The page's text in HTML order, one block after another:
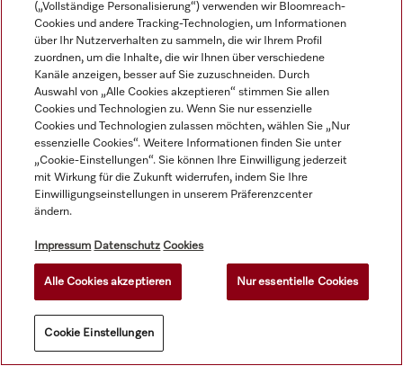
ProCare Tex 10 W - 20 l
Wollwaschmittel,
Flüssigkonzentrat,
schwach sauer, 20 l zur
maschinellen Reinigung
181,00 € 1l = 9,05 €
zzgl. MwSt.
Auf Lager
ProCare Tex 10 B+ - 20 l
Waschkraftverstärker,
Flüssigkonzentrat,
neutral, 20 l zur
wirksamen Entfernung
von Fettverschmutzungen.
124,00 € 1l = 6,20 €
zzgl. MwSt.
(„Vollständige Personalisierung“) verwenden wir Bloomreach-
Cookies und andere Tracking-Technologien, um Informationen
über Ihr Nutzerverhalten zu sammeln, die wir Ihrem Profil
zuordnen, um die Inhalte, die wir Ihnen über verschiedene
Kanäle anzeigen, besser auf Sie zuzuschneiden. Durch
Auswahl von „Alle Cookies akzeptieren“ stimmen Sie allen
Cookies und Technologien zu. Wenn Sie nur essenzielle
Cookies und Technologien zulassen möchten, wählen Sie „Nur
essenzielle Cookies“. Weitere Informationen finden Sie unter
„Cookie-Einstellungen“. Sie können Ihre Einwilligung jederzeit
mit Wirkung für die Zukunft widerrufen, indem Sie Ihre
Einwilligungseinstellungen in unserem Präferenzcenter
ändern.
Impressum Datenschutz Cookies
Alle Cookies akzeptieren Nur essentielle Cookies
Cookie Einstellungen